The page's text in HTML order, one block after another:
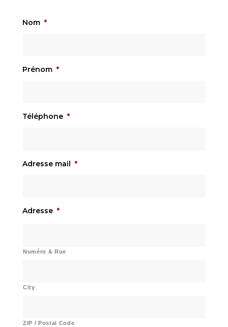
Nom *
Prénom *
Téléphone *
Adresse mail *
Adresse *
Numéro & Rue
City
ZIP / Postal Code